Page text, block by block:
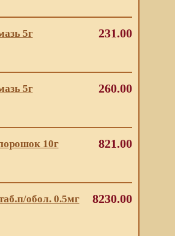
5г
231.00
5г
260.00
10г
821.00
обол. 0.5мг
8230.00